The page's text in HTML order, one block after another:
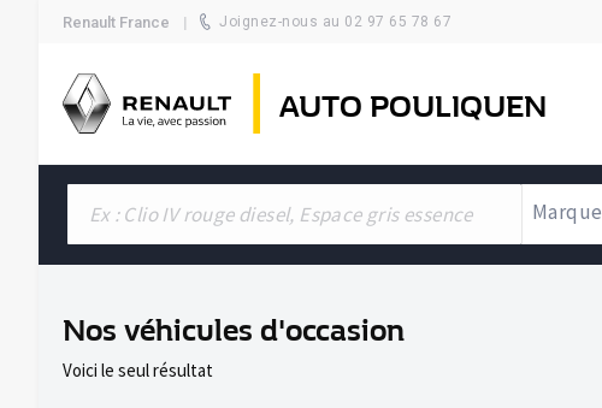
Renault France Joignez-nous au 02 97 65 78 67
AUTO POULIQUEN
Marque
Nos véhicules d'occasion
Voici le seul résultat